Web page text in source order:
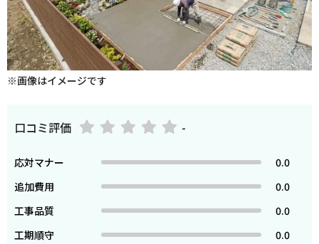
※画像はイメージです
口コミ評価 -
応対マナー
0.0
追加費用
0.0
工事品質
0.0
工期順守
0.0